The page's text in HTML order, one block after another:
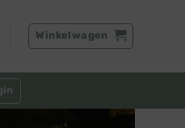
Winkelwagen